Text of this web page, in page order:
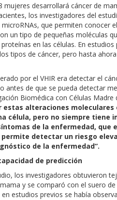
mujeres desarrollará cáncer de
los investigadores del
que permiten conocer
un tipo de pequeñas moléculas
en las células. En
tipos de cáncer, pero hasta
por el VHIR era detectar el
antes de que se pueda detectar
Biomédica con Células Madre
estas alteraciones
célula, pero no siempre tiene
de la enfermedad, que
detectar un riesgo
de la enfermedad”.
de predicción
los investigadores obtuvieron
y se comparó con el suero
estudios previos se había